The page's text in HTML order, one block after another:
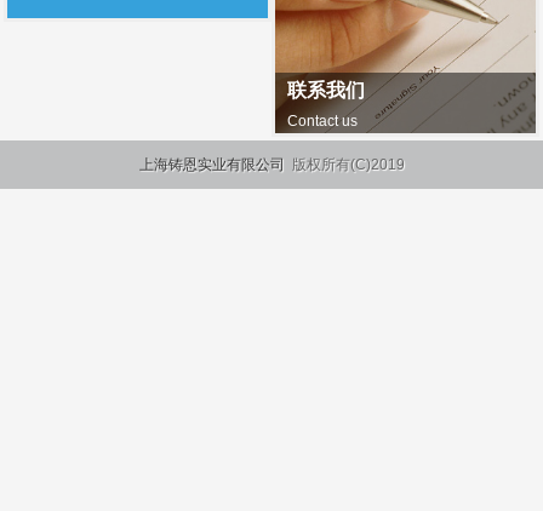
联系我们
Contact us
上海铸恩实业有限公司 版权所有(C)2019